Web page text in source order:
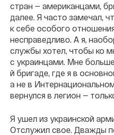
стран — американцами,
далее. Я часто замечал,
к себе особого
несправедливо. А я,
службы хотел, чтобы ко
с украинцами. Мне
й бригаде, где я в
а не в
вернулся в легион —
Я ушел из украинской
Отслужил свое. Дважды